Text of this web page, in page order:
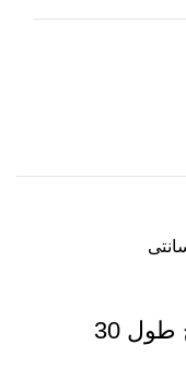
شیلنگ فلکسی استیل 1 اینچ طول 30